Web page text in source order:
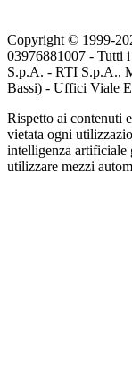
Copyright © 1999-
03976881007 - Tutti
S.p.A. - RTI S.p.A.,
Bassi) - Uffici Viale
Rispetto ai contenuti
vietata ogni
intelligenza artificiale
utilizzare mezzi